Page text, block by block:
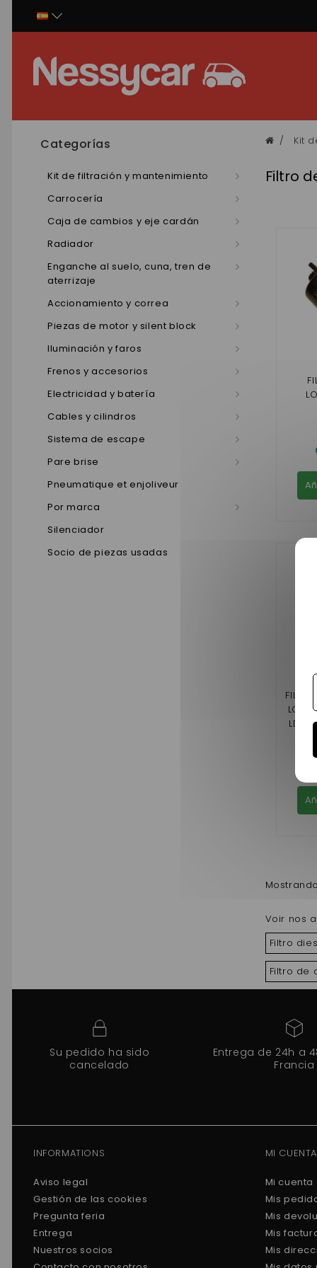
Categorías
Kit de filtración y mantenimiento
Carrocería
Caja de cambios y eje cardán
Radiador
Enganche al suelo, cuna, tren de
aterrizaje
Accionamiento y correa
Piezas de motor y silent block
Iluminación y faros
Frenos y accesorios
Electricidad y batería
Cables y cilindros
Sistema de escape
Pare brise
Pneumatique et enjoliveur
Por marca
Silenciador
Socio de piezas usadas
Kit
Filtro
LDW
Voir nos
Filtro
Filtro de
Su pedido ha sido
cancelado
Entrega de 24h a
Francia
INFORMATIONS
Aviso legal
Gestión de las cookies
Pregunta feria
Entrega
Nuestros socios
MI CUENTA
Mi cuenta
Mis
Mis
Mis
Mis